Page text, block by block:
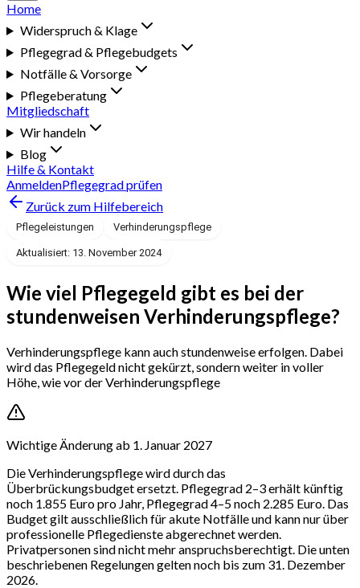
Home
Widerspruch & Klage
Pflegegrad & Pflegebudgets
Notfälle & Vorsorge
Pflegeberatung
Mitgliedschaft
Wir handeln
Blog
Hilfe & Kontakt
AnmeldenPflegegrad prüfen
Zurück zum Hilfebereich
Pflegeleistungen Verhinderungspflege
Aktualisiert: 13. November 2024
Wie viel Pflegegeld gibt es bei der
stundenweisen Verhinderungspflege?
Verhinderungspflege kann auch stundenweise erfolgen. Dabei
wird das Pflegegeld nicht gekürzt, sondern weiter in voller
Höhe, wie vor der Verhinderungspflege
Wichtige Änderung ab 1. Januar 2027
Die Verhinderungspflege wird durch das
Überbrückungsbudget ersetzt. Pflegegrad 2–3 erhält künftig
noch 1.855 Euro pro Jahr, Pflegegrad 4–5 noch 2.285 Euro. Das
Budget gilt ausschließlich für akute Notfälle und kann nur über
professionelle Pflegedienste abgerechnet werden.
Privatpersonen sind nicht mehr anspruchsberechtigt. Die unten
beschriebenen Regelungen gelten noch bis zum 31. Dezember
2026.